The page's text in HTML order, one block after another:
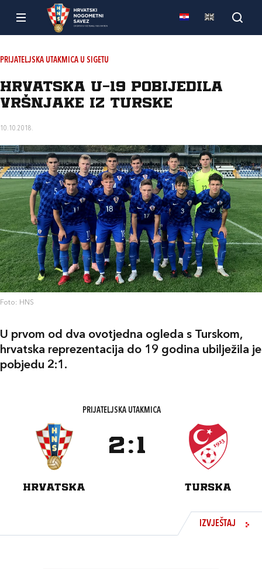
PRIJATELJSKA UTAKMICA U SIGETU
Hrvatska U-19 pobijedila
vršnjake iz Turske
10.10.2018.
Foto: HNS
U prvom od dva ovotjedna ogleda s Turskom,
hrvatska reprezentacija do 19 godina ubilježila je
pobjedu 2:1.
PRIJATELJSKA UTAKMICA
HRVATSKA
2 :1
TURSKA
IZVJEŠTAJ